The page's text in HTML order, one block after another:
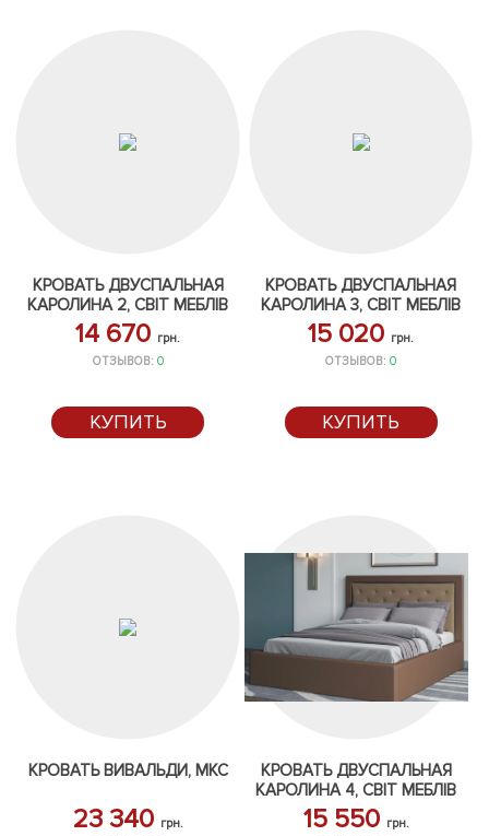
КРОВАТЬ ДВУСПАЛЬНАЯ
КАРОЛИНА 2, СВІТ МЕБЛІВ
14 670 грн.
ОТЗЫВОВ: 0
КУПИТЬ
КРОВАТЬ ДВУСПАЛЬНАЯ
КАРОЛИНА 3, СВІТ МЕБЛІВ
15 020 грн.
ОТЗЫВОВ:0
КУПИТЬ
КРОВАТЬ ВИВАЛЬДИ, МКС
23 340 грн.
КРОВАТЬ ДВУСПАЛЬНАЯ
КАРОЛИНА 4, СВІТ МЕБЛІВ
15 550 грн.